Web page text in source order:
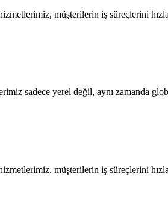
müşterilerin iş süreçlerini
sadece yerel değil, aynı zamanda
müşterilerin iş süreçlerini